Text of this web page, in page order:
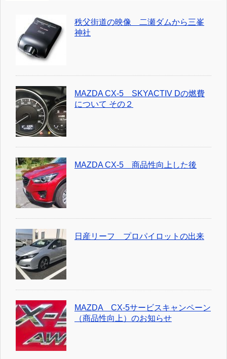
秩父街道の映像 二瀬ダムから三峯
神社
MAZDA CX-5 SKYACTIV Dの燃費
について その２
MAZDA CX-5 商品性向上した後
日産リーフ プロパイロットの出来
MAZDA CX-5サービスキャンペーン
（商品性向上）のお知らせ